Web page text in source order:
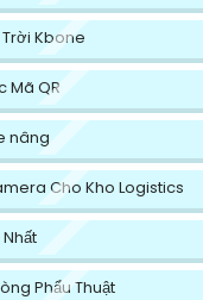
Kbone
Mã QR
nâng
Cho Kho Logistics
Phẩu Thuật